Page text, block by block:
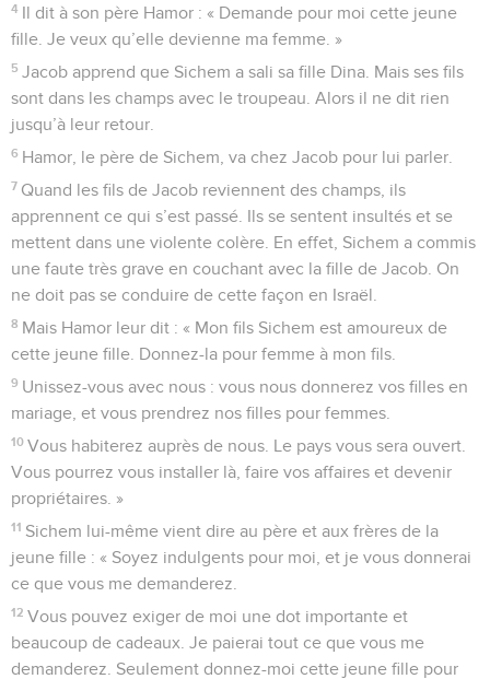
4 Il dit à son père Hamor : « Demande pour moi cette jeune
fille. Je veux qu’elle devienne ma femme. »
5 Jacob apprend que Sichem a sali sa fille Dina. Mais ses fils
sont dans les champs avec le troupeau. Alors il ne dit rien
jusqu’à leur retour.
6 Hamor, le père de Sichem, va chez Jacob pour lui parler.
7 Quand les fils de Jacob reviennent des champs, ils
apprennent ce qui s’est passé. Ils se sentent insultés et se
mettent dans une violente colère. En effet, Sichem a commis
une faute très grave en couchant avec la fille de Jacob. On
ne doit pas se conduire de cette façon en Israël.
8 Mais Hamor leur dit : « Mon fils Sichem est amoureux de
cette jeune fille. Donnez-la pour femme à mon fils.
9 Unissez-vous avec nous : vous nous donnerez vos filles en
mariage, et vous prendrez nos filles pour femmes.
10 Vous habiterez auprès de nous. Le pays vous sera ouvert.
Vous pourrez vous installer là, faire vos affaires et devenir
propriétaires. »
11 Sichem lui-même vient dire au père et aux frères de la
jeune fille : « Soyez indulgents pour moi, et je vous donnerai
ce que vous me demanderez.
12 Vous pouvez exiger de moi une dot importante et
beaucoup de cadeaux. Je paierai tout ce que vous me
demanderez. Seulement donnez-moi cette jeune fille pour